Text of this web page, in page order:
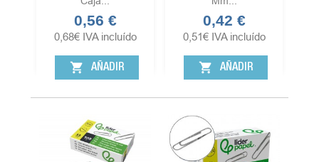
Precio
0,56 €
0,68€ IVA incluído
shopping_cart AÑADIR
Precio
0,42 €
0,51€ IVA incluído
shopping_cart AÑADIR